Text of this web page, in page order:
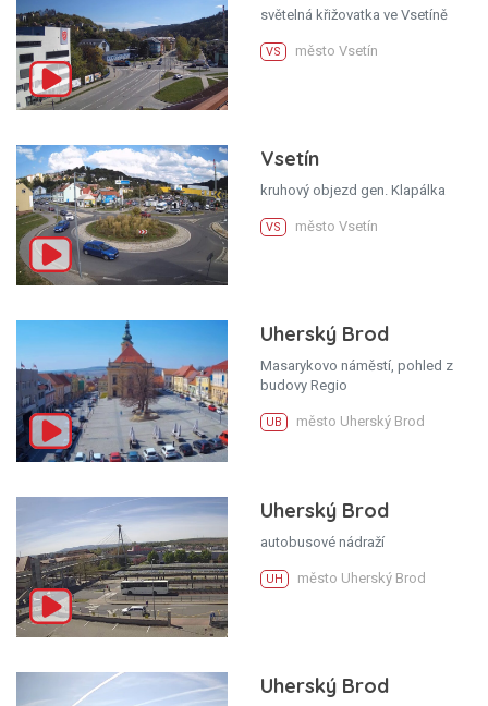
světelná křižovatka ve Vsetíně
VS město Vsetín
Vsetín
kruhový objezd gen. Klapálka
VS město Vsetín
Uherský Brod
Masarykovo náměstí, pohled z
budovy Regio
UB město Uherský Brod
Uherský Brod
autobusové nádraží
UH město Uherský Brod
Uherský Brod